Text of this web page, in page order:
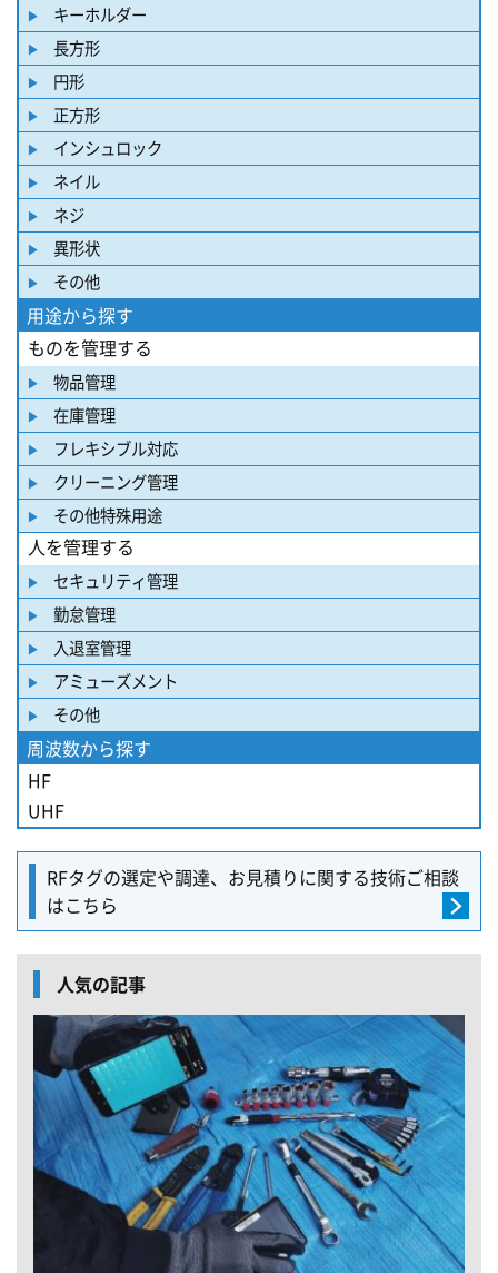
キーホルダー
長方形
円形
正方形
インシュロック
ネイル
ネジ
異形状
その他
用途から探す
ものを管理する
物品管理
在庫管理
フレキシブル対応
クリーニング管理
その他特殊用途
人を管理する
セキュリティ管理
勤怠管理
入退室管理
アミューズメント
その他
周波数から探す
HF
UHF
RFタグの選定や調達、 お見積りに関する技術ご相談
はこちら
人気の記事